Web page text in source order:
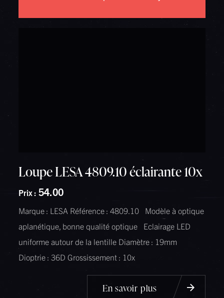
Loupe LESA 4809.10 éclairante 10x
Prix :54.00
Marque : LESA Référence : 4809.10 Modèle à optique
aplanétique, bonne qualité optique Eclairage LED
uniforme autour de la lentille Diamètre : 19mm
Dioptrie : 36D Grossissement : 10x
En savoir plus